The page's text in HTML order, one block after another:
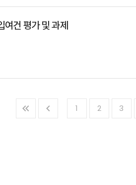
여건 평가 및 과제
1 2 3